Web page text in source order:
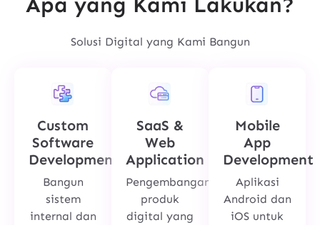
Solusi Digital yang Kami Bangun
Custom
Software
Development
Bangun
sistem
internal dan
SaaS &
Web
Application
Pengembangan
produk
digital yang
Mobile
App
Development
Aplikasi
Android dan
iOS untuk